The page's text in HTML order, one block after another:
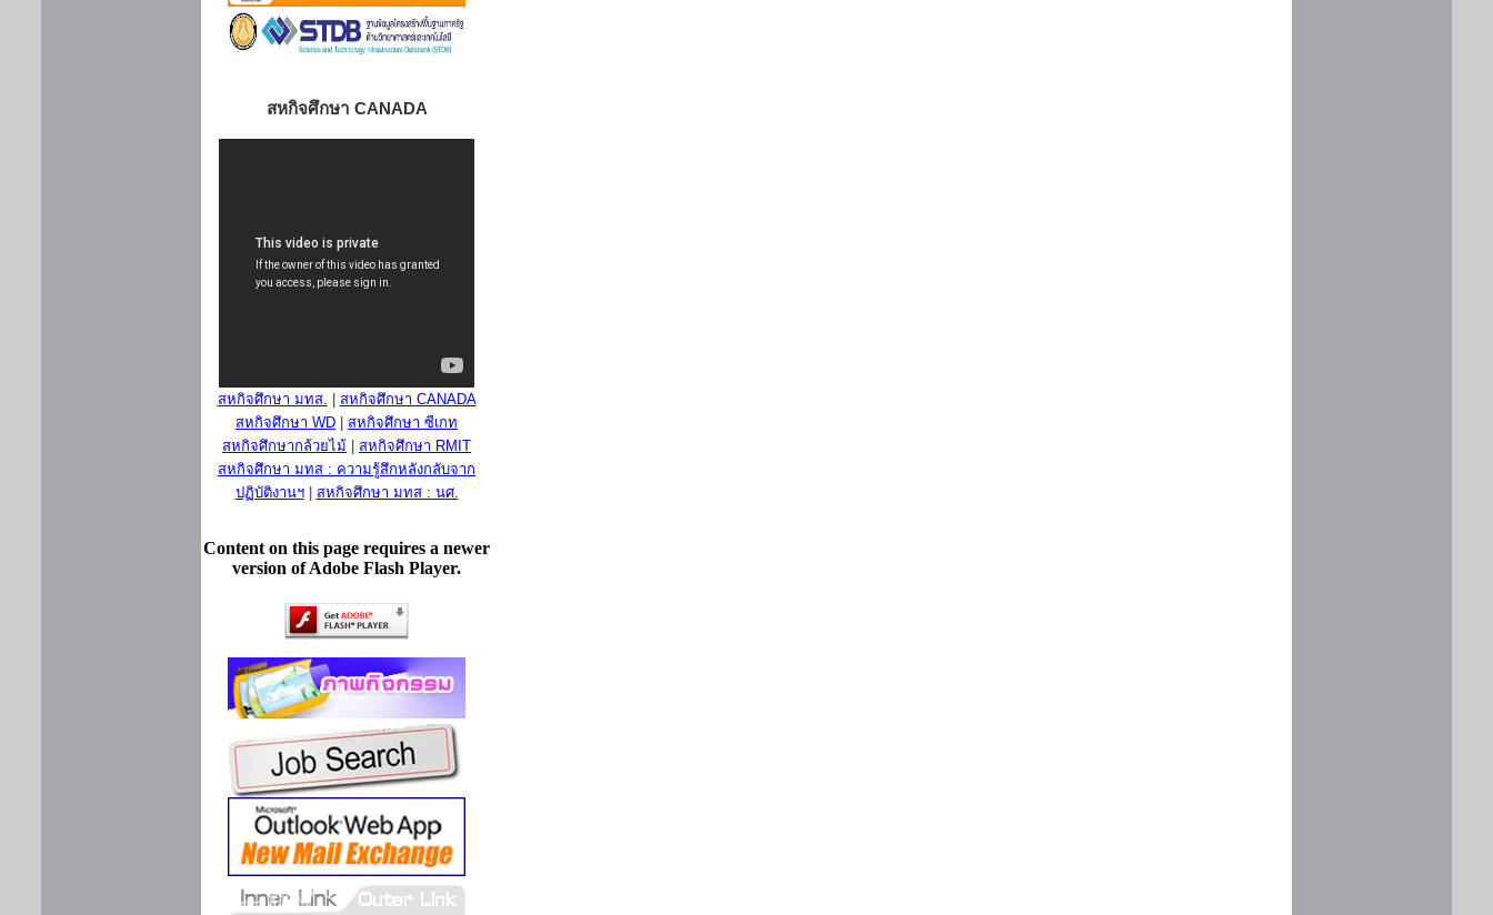
สหกิจศึกษา CANADA
สหกิจศึกษา มทส.
สหกิจศึกษา CANADA
สหกิจศึกษา WD
สหกิจศึกษา ซีเกท
สหกิจศึกษากล้วยไม้
สหกิจศึกษา RMIT
สหกิจศึกษา มทส : ความรู้สึกหลังกลับจาก
ปฏิบัติงานฯ| สหกิจศึกษา มทส : นศ.
Content on this page requires a newer
version of Adobe Flash Player.